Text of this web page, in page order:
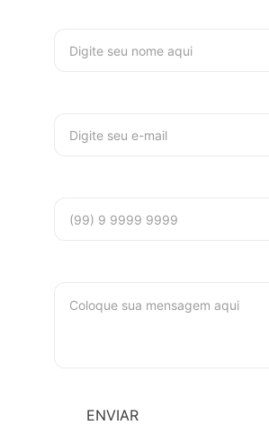
ENVIAR